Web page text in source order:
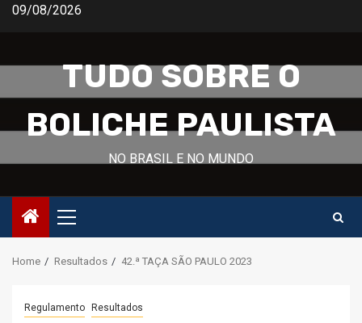
Skip09/08/2026
TUDO SOBRE O
BOLICHE PAULISTA
NO BRASIL E NO MUNDO
Primary
Menu
Home Resultados 42.ª TAÇA SÃO PAULO 2023
Regulamento Resultados